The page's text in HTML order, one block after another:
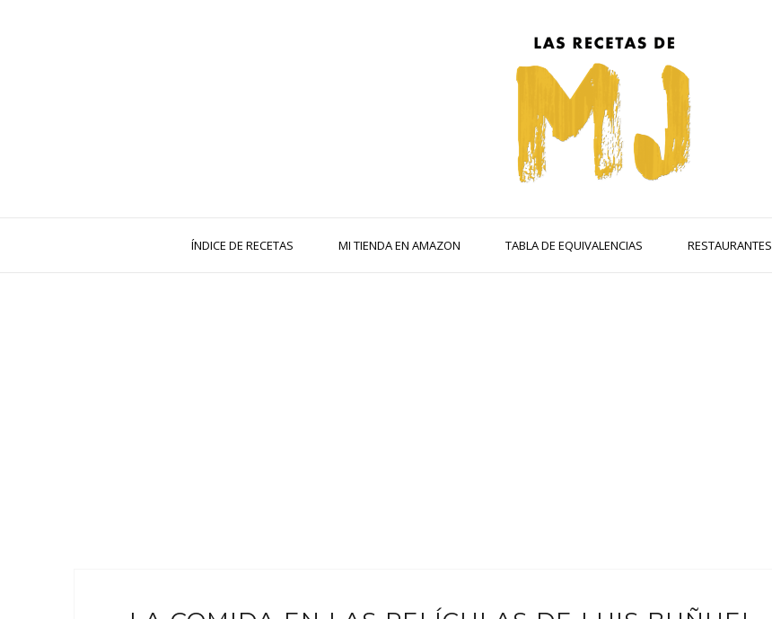
ÍNDICE DE RECETAS MI TIENDA EN AMAZON TABLA DE EQUIVALENCIAS RESTAURANTES